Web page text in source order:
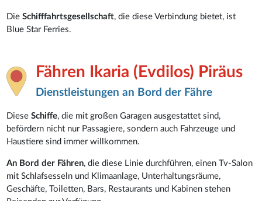
DieSchifffahrtsgesellschaft, die diese Verbindung bietet, ist
Blue Star Ferries.
Fähren Ikaria (Evdilos) Piräus
Dienstleistungen an Bord der Fähre
DieseSchiffe, die mit großen Garagen ausgestattet sind,
befördern nicht nur Passagiere, sondern auch Fahrzeuge und
Haustiere sind immer willkommen.
An Bord der Fähren, die diese Linie durchführen, einen Tv-Salon
mit Schlafsesseln und Klimaanlage, Unterhaltungsräume,
Geschäfte, Toiletten, Bars, Restaurants und Kabinen stehen